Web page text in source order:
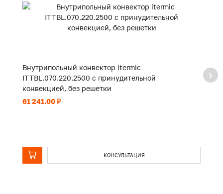
Внутрипольный конвектор itermic
ITTBL.070.220.2500 с принудительной
конвекцией, без решетки
61 241.00 ₽
КОНСУЛЬТАЦИЯ